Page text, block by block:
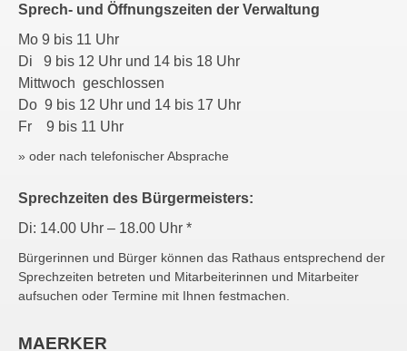
Sprech- und Öffnungszeiten der Verwaltung
Mo 9 bis 11 Uhr
Di 9 bis 12 Uhr und 14 bis 18 Uhr
Mittwoch geschlossen
Do 9 bis 12 Uhr und 14 bis 17 Uhr
Fr 9 bis 11 Uhr
» oder nach telefonischer Absprache
Sprechzeiten des Bürgermeisters:
Di: 14.00 Uhr – 18.00 Uhr *
Bürgerinnen und Bürger können das Rathaus entsprechend der
Sprechzeiten betreten und Mitarbeiterinnen und Mitarbeiter
aufsuchen oder Termine mit Ihnen festmachen.
MAERKER